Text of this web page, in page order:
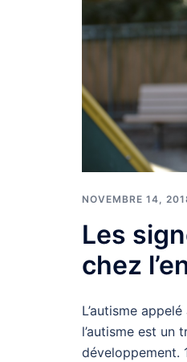
NOVEMBRE 14,
Les
chez
L’autisme
l’autisme est un
développement.